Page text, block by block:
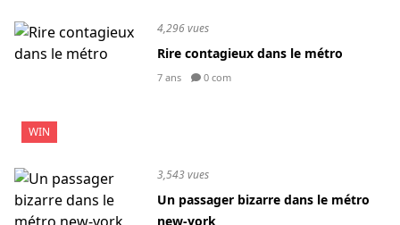
WIN
4,296 vues
Rire contagieux dans le métro
7 ans 0 com
3,543 vues
Un passager bizarre dans le métro
new-york